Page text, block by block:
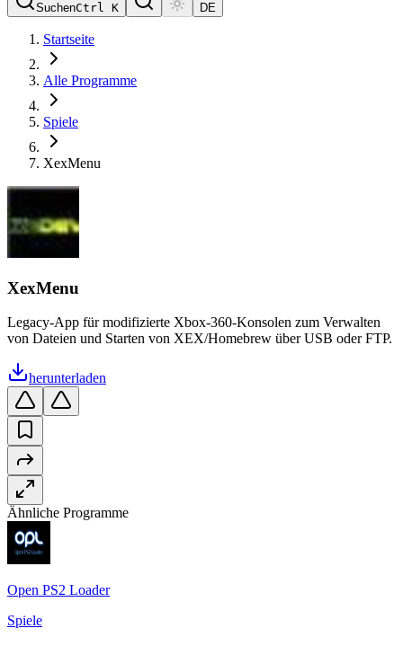
SuchenCtrl K DE
Startseite
Alle Programme
Spiele
XexMenu
XexMenu
Legacy-App für modifizierte Xbox-360-Konsolen zum Verwalten
von Dateien und Starten von XEX/Homebrew über USB oder FTP.
herunterladen
Ähnliche Programme
Open PS2 Loader
Spiele